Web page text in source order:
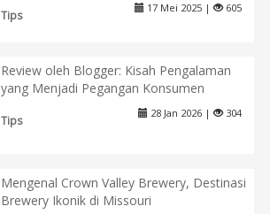
Tips
17 Mei 2025 | 605
Review oleh Blogger: Kisah Pengalaman
yang Menjadi Pegangan Konsumen
Tips
28 Jan 2026 | 304
Mengenal Crown Valley Brewery, Destinasi
Brewery Ikonik di Missouri